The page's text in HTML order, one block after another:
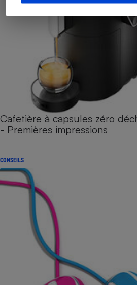
Cafetière à capsules zéro
- Premières impressions
CONSEILS